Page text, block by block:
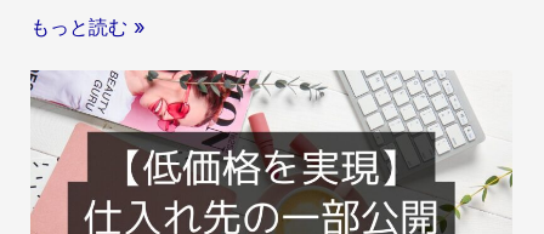
始
間
の
遅
延
に
ー
ド
と
N
S
側
【
要
】
ォ
ロ
もっと読む »